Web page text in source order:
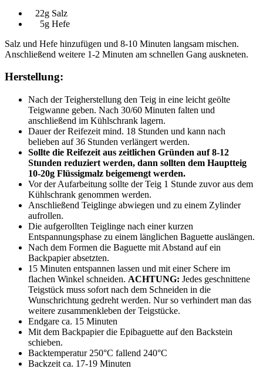
22g Salz
5g Hefe
Salz und Hefe hinzufügen und 8-10 Minuten langsam mischen.
Anschließend weitere 1-2 Minuten am schnellen Gang auskneten.
Herstellung:
Nach der Teigherstellung den Teig in eine leicht geölte
Teigwanne geben. Nach 30/60 Minuten falten und
anschließend im Kühlschrank lagern.
Dauer der Reifezeit mind. 18 Stunden und kann nach
belieben auf 36 Stunden verlängert werden.
Sollte die Reifezeit aus zeitlichen Gründen auf 8-12
Stunden reduziert werden, dann sollten dem Hauptteig
10-20g Flüssigmalz beigemengt werden.
Vor der Aufarbeitung sollte der Teig 1 Stunde zuvor aus dem
Kühlschrank genommen werden.
Anschließend Teiglinge abwiegen und zu einem Zylinder
aufrollen.
Die aufgerollten Teiglinge nach einer kurzen
Entspannungsphase zu einem länglichen Baguette auslängen.
Nach dem Formen die Baguette mit Abstand auf ein
Backpapier absetzten.
15 Minuten entspannen lassen und mit einer Schere im
flachen Winkel schneiden. ACHTUNG: Jedes geschnittene
Teigstück muss sofort nach dem Schneiden in die
Wunschrichtung gedreht werden. Nur so verhindert man das
weitere zusammenkleben der Teigstücke.
Endgare ca. 15 Minuten
Mit dem Backpapier die Epibaguette auf den Backstein
schieben.
Backtemperatur 250°C fallend 240°C
Backzeit ca. 17-19 Minuten